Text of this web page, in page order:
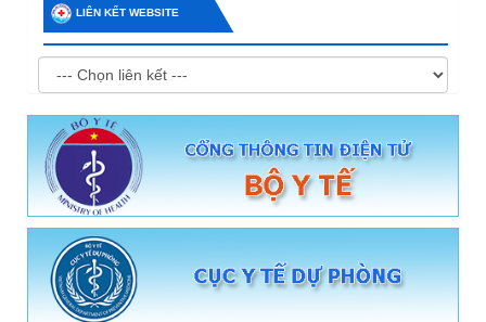
LIÊN KẾT WEBSITE